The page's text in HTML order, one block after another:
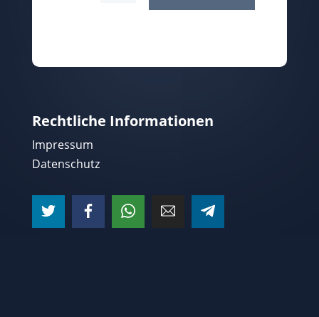
Rechtliche Informationen
Impressum
Datenschutz